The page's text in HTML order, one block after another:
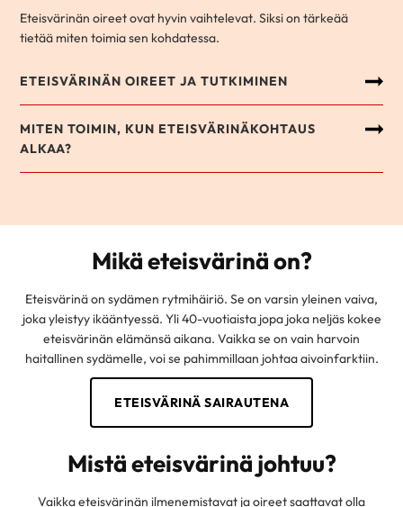
Eteisvärinän oireet ovat hyvin vaihtelevat. Siksi on tärkeää
tietää miten toimia sen kohdatessa.
ETEISVÄRINÄN OIREET JA TUTKIMINEN
MITEN TOIMIN, KUN ETEISVÄRINÄKOHTAUS
ALKAA?
Mikä eteisvärinä on?
Eteisvärinä on sydämen rytmihäiriö. Se on varsin yleinen vaiva,
joka yleistyy ikääntyessä. Yli 40-vuotiaista jopa joka neljäs kokee
eteisvärinän elämänsä aikana. Vaikka se on vain harvoin
haitallinen sydämelle, voi se pahimmillaan johtaa aivoinfarktiin.
ETEISVÄRINÄ SAIRAUTENA
Mistä eteisvärinä johtuu?
Vaikka eteisvärinän ilmenemistavat ja oireet saattavat olla